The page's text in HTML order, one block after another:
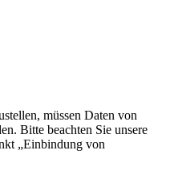
müssen Daten von
Bitte beachten Sie unsere
„Einbindung von